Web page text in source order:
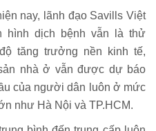
nay, lãnh đạo Savills Việt
hình dịch bệnh vẫn là thử
tăng trưởng nền kinh tế,
nhà ở vẫn được dự báo
của người dân luôn ở mức
như Hà Nội và TP.HCM.